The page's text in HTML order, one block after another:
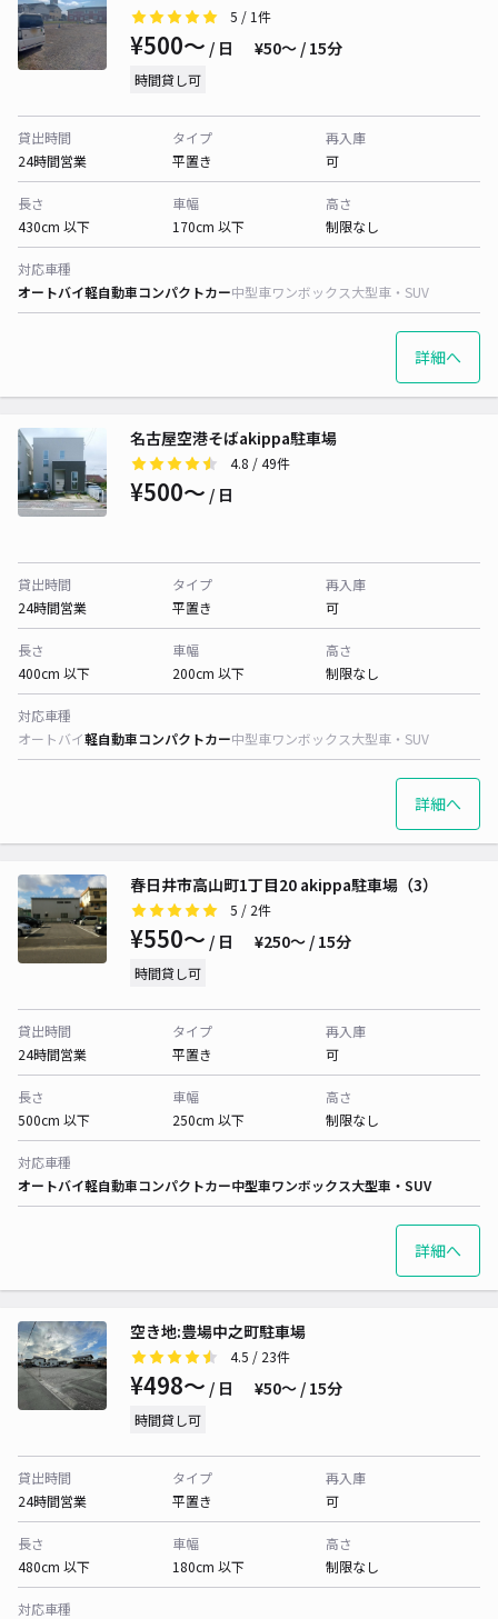
5 / 1件
¥500〜 / 日 ¥50〜 / 15分
時間貸し可
貸出時間
24時間営業
タイプ
平置き
再入庫
可
長さ
430cm 以下
車幅
170cm 以下
高さ
制限なし
対応車種
オートバイ軽自動車コンパクトカー中型車ワンボックス大型車・SUV
詳細へ
名古屋空港そばakippa駐車場
4.8 / 49件
¥500〜 / 日
貸出時間
24時間営業
タイプ
平置き
再入庫
可
長さ
400cm 以下
車幅
200cm 以下
高さ
制限なし
対応車種
オートバイ軽自動車コンパクトカー中型車ワンボックス大型車・SUV
詳細へ
春日井市高山町1丁目20 akippa駐車場（3）
5 / 2件
¥550〜 / 日 ¥250〜 / 15分
時間貸し可
貸出時間
24時間営業
タイプ
平置き
再入庫
可
長さ
500cm 以下
車幅
250cm 以下
高さ
制限なし
対応車種
オートバイ軽自動車コンパクトカー中型車ワンボックス大型車・SUV
詳細へ
空き地:豊場中之町駐車場
4.5 / 23件
¥498〜 / 日 ¥50〜 / 15分
時間貸し可
貸出時間
24時間営業
タイプ
平置き
再入庫
可
長さ
480cm 以下
車幅
180cm 以下
高さ
制限なし
対応車種